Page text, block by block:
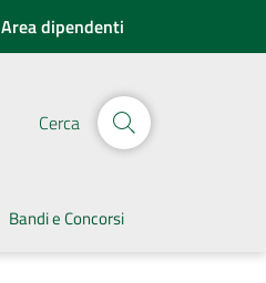
Area dipendenti
Cerca
Bandi e Concorsi